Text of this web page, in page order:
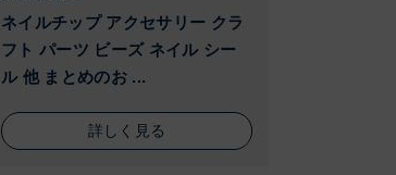
ネイルチップ アクセサリー クラ
フト パーツ ビーズ ネイル シー
ル 他 まとめのお ...
詳しく見る